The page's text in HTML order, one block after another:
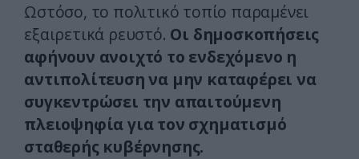
Ωστόσο, το πολιτικό τοπίο παραμένει
εξαιρετικά ρευστό. Οι δημοσκοπήσεις
αφήνουν ανοιχτό το ενδεχόμενο η
αντιπολίτευση να μην καταφέρει να
συγκεντρώσει την απαιτούμενη
πλειοψηφία για τον σχηματισμό
σταθερής κυβέρνησης.